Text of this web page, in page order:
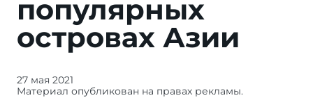
популярных
островах Азии
Рассказ
27 мая 2021
Материал опубликован на правах рекламы.